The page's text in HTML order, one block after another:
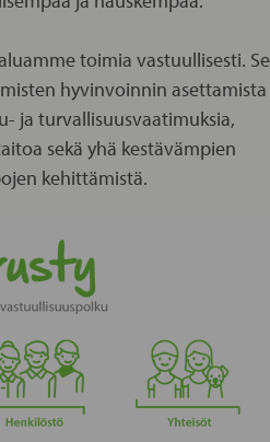
toimia vastuullisesti. Se
hyvinvoinnin asettamista
ja turvallisuusvaatimuksia,
sekä yhä kestävämpien
kehittämistä.